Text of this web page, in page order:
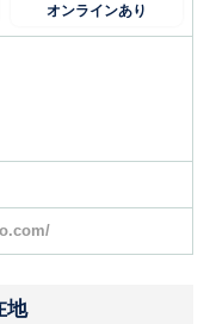
オンラインあり
地